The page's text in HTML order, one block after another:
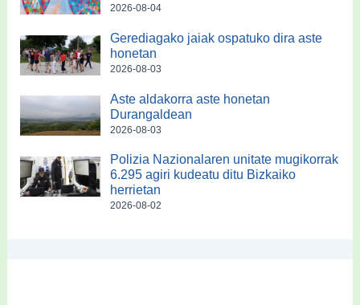
2026-08-04
Gerediagako jaiak ospatuko dira aste
honetan
2026-08-03
Aste aldakorra aste honetan
Durangaldean
2026-08-03
Polizia Nazionalaren unitate mugikorrak
6.295 agiri kudeatu ditu Bizkaiko
herrietan
2026-08-02